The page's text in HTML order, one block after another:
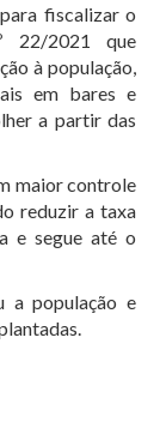
fiscalizar o
22/2021 que
à população,
em bares e
a partir das
maior controle
reduzir a taxa
e segue até o
a população e